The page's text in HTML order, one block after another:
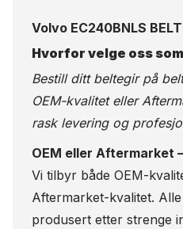
Volvo EC240BNLS
Hvorfor velge oss
Bestill ditt beltegir på
OEM-kvalitet eller
rask levering og
OEM eller Aftermarket
Vi tilbyr både OEM-
Aftermarket-kvalitet.
produsert etter strenge